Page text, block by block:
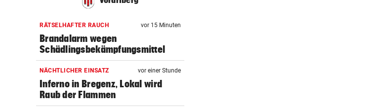
RÄTSELHAFTER RAUCH vor 15 Minuten
Brandalarm wegen
Schädlingsbekämpfungsmittel
NÄCHTLICHER EINSATZ vor einer Stunde
Inferno in Bregenz, Lokal wird
Raub der Flammen